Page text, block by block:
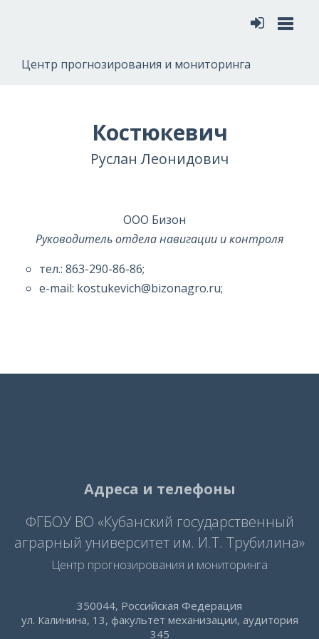
Центр прогнозирования и мониторинга
Костюкевич
Руслан Леонидович
ООО Бизон
Руководитель отдела навигации и контроля
тел.: 863-290-86-86;
e-mail: kostukevich@bizonagro.ru;
Адреса и телефоны
ФГБОУ ВО «Кубанский государственный
аграрный университет им. И.Т. Трубилина»
Центр прогнозирования и мониторинга
350044, Российская Федерация
ул. Калинина, 13, факультет механизации, аудитория
345